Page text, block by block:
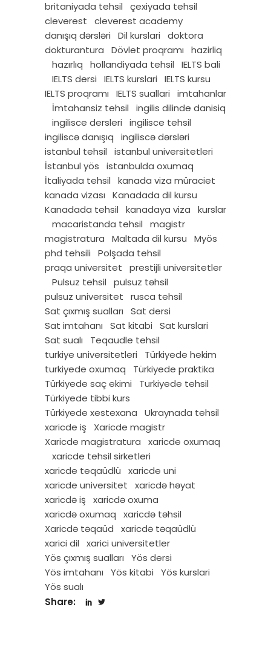
britaniyada tehsil
çexiyada tehsil
cleverest
cleverest academy
danışıq dərsləri
Dil kurslari
doktora
dokturantura
Dövlet proqramı
hazirliq
hazırlıq
hollandiyada tehsil
IELTS bali
IELTS dersi
IELTS kurslari
IELTS kursu
IELTS proqramı
IELTS suallari
imtahanlar
İmtahansiz tehsil
ingilis dilinde danisiq
ingilisce dersleri
ingilisce tehsil
ingiliscə danışıq
ingiliscə dərsləri
istanbul tehsil
istanbul universitetleri
İstanbul yös
istanbulda oxumaq
İtaliyada tehsil
kanada viza müraciet
kanada vizası
Kanadada dil kursu
Kanadada tehsil
kanadaya viza
kurslar
macaristanda tehsil
magistr
magistratura
Maltada dil kursu
Myös
phd tehsili
Polşada tehsil
praqa universitet
prestijli universitetler
Pulsuz tehsil
pulsuz təhsil
pulsuz universitet
rusca tehsil
Sat çıxmış sualları
Sat dersi
Sat imtahanı
Sat kitabi
Sat kurslari
Sat sualı
Teqaudle tehsil
turkiye universitetleri
Türkiyede hekim
turkiyede oxumaq
Türkiyede praktika
Türkiyede saç ekimi
Turkiyede tehsil
Türkiyede tibbi kurs
Türkiyede xestexana
Ukraynada tehsil
xaricde iş
Xaricde magistr
Xaricde magistratura
xaricde oxumaq
xaricde tehsil sirketleri
xaricde teqaüdlü
xaricde uni
xaricde universitet
xaricdə həyat
xaricdə iş
xaricdə oxuma
xaricdə oxumaq
xaricdə təhsil
Xaricdə təqaüd
xaricdə təqaüdlü
xarici dil
xarici universitetler
Yös çıxmış sualları
Yös dersi
Yös imtahanı
Yös kitabi
Yös kurslari
Yös sualı
Share: